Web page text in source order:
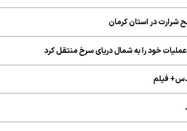
خود را به شمال دریای سرخ منتقل کرد
فیلم